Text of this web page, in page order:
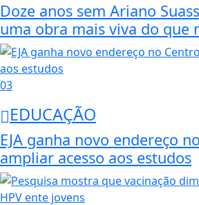
Doze anos sem Ariano
uma obra mais viva do que
03
EDUCAÇÃO
EJA ganha novo endereço
ampliar acesso aos estudos